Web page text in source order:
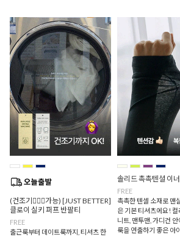
(건조기🙆🏻‍♀️가능) [JUST BETTER]
클로이 실키 퍼프 반팔티
FREE
출근룩부터 데이트룩까지, 티셔츠 한
솔리드 촉촉텐셜 이
FREE
촉촉한 텐셀 소재로 맨
은 기본 티셔츠에요! 컬
니트, 맨투맨, 가디건
룩을 연출하기 좋은 아